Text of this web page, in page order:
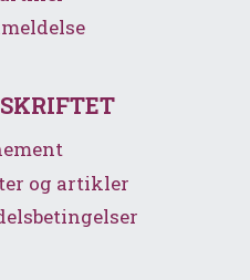
og artikler